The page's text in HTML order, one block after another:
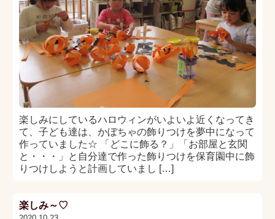
楽しみにしているハロウィンがいよいよ近くなってき
て、子ども達は、かぼちゃの飾りつけを夢中になって
作っていました☆ 「どこに飾る？」「お部屋と玄関
と・・・」と自分達で作った飾りつけを保育園中に飾
りつけしようと計画していまし […]
楽しみ～♡